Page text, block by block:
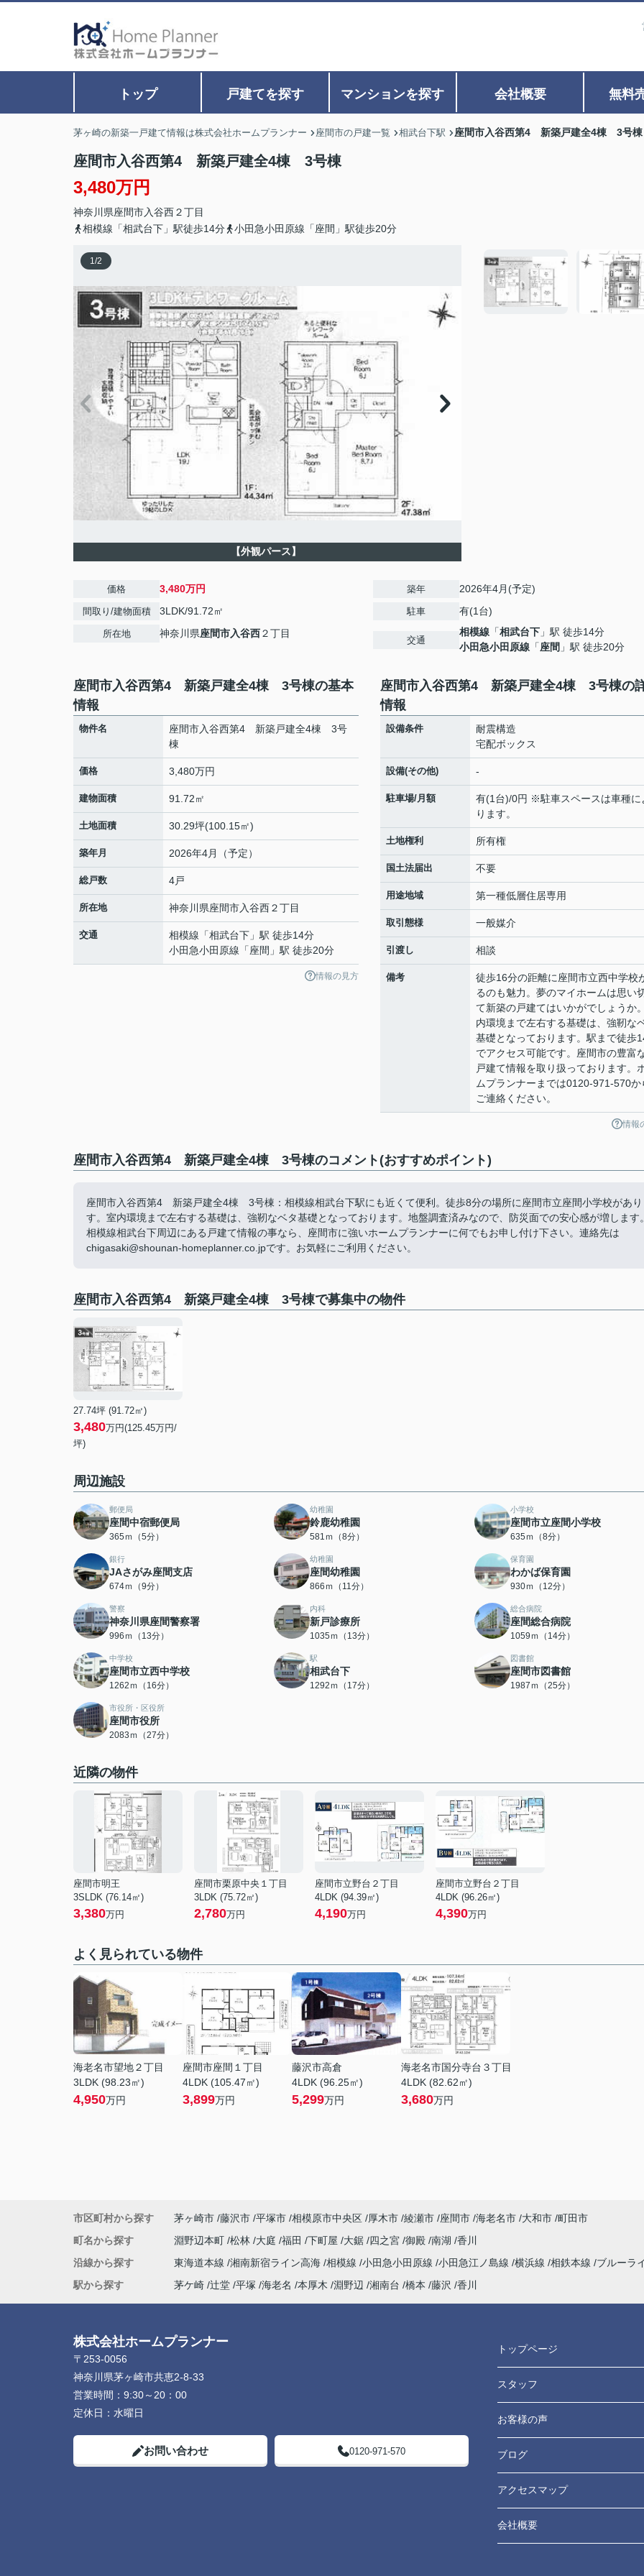
トップ 戸建てを探す マンションを探す 会社概要 無料
茅ヶ崎の新築一戸建て情報は株式会社ホームプランナー 座間市の戸建一覧 相武台下駅 座間市入谷西第4 新築戸建全4棟 3号棟
座間市入谷西第4 新築戸建全4棟 3号棟
3,480万円
神奈川県座間市入谷西２丁目
相模線「相武台下」駅徒歩14分
小田急小田原線「座間」駅徒歩20分
1/2
【外観パース】
価格 3,480万円
間取り/建物面積 3LDK/91.72㎡
所在地 神奈川県座間市入谷西２丁目
築年 2026年4月(予定)
駐車 有(1台)
交通
相模線 「相武台下 」駅 徒歩14分
小田急小田原線 「座間 」駅 徒歩20分
座間市入谷西第4 新築戸建全4棟 3号棟の基本
情報
物件名
座間市入谷西第4 新築戸建全4棟 3号
棟
価格 3,480万円
建物面積 91.72㎡
土地面積 30.29坪(100.15㎡)
築年月 2026年4月（予定）
総戸数 4戸
所在地 神奈川県座間市入谷西２丁目
交通 相模線 「相武台下 」駅 徒歩14分
小田急小田原線 「座間 」駅 徒歩20分
情報の見方
座間市入谷西第4 新築戸建全4棟 3号棟の
情報
設備条件
耐震構造
宅配ボックス
設備(その他) -
駐車場/月額
有(1台)/0円 ※駐車スペースは車種に
ります。
土地権利 所有権
国土法届出 不要
用途地域 第一種低層住居専用
取引態様 一般媒介
引渡し 相談
備考
徒歩16分の距離に座間市立西中学校
るのも魅力。夢のマイホームは思い
て新築の戸建てはいかがでしょうか
内環境まで左右する基礎は、強靭な
基礎となっております。駅まで徒歩
でアクセス可能です。座間市の豊富
戸建て情報を取り扱っております。
ムプランナーまでは0120-971-570か
ご連絡ください。
情報
座間市入谷西第4 新築戸建全4棟 3号棟のコメント(おすすめポイント)
座間市入谷西第4 新築戸建全4棟 3号棟：相模線相武台下駅にも近くて便利。徒歩8分の場所に座間市立座間小学校があ
す。室内環境まで左右する基礎は、強靭なベタ基礎となっております。地盤調査済みなので、防災面での安心感が増します
相模線相武台下周辺にある戸建て情報の事なら、座間市に強いホームプランナーに何でもお申し付け下さい。連絡先は
chigasaki@shounan-homeplanner.co.jpです。お気軽にご利用ください。
座間市入谷西第4 新築戸建全4棟 3号棟で募集中の物件
27.74坪 (91.72㎡)
3,480万円(125.45万円/
坪)
周辺施設
郵便局
座間中宿郵便局
365ｍ（5分）
幼稚園
鈴鹿幼稚園
581ｍ（8分）
小学校
座間市立座間小学校
635ｍ（8分）
銀行
JAさがみ座間支店
674ｍ（9分）
幼稚園
座間幼稚園
866ｍ（11分）
保育園
わかば保育園
930ｍ（12分）
警察
神奈川県座間警察署
996ｍ（13分）
内科
新戸診療所
1035ｍ（13分）
総合病院
座間総合病院
1059ｍ（14分）
中学校
座間市立西中学校
1262ｍ（16分）
駅
相武台下
1292ｍ（17分）
図書館
座間市図書館
1987ｍ（25分）
市役所・区役所
座間市役所
2083ｍ（27分）
近隣の物件
座間市明王
3SLDK (76.14㎡)
3,380万円
座間市栗原中央１丁目
3LDK (75.72㎡)
2,780万円
座間市立野台２丁目
4LDK (94.39㎡)
4,190万円
座間市立野台２丁目
4LDK (96.26㎡)
4,390万円
よく見られている物件
海老名市望地２丁目
3LDK (98.23㎡)
4,950万円
座間市座間１丁目
4LDK (105.47㎡)
3,899万円
藤沢市高倉
4LDK (96.25㎡)
5,299万円
海老名市国分寺台３丁目
4LDK (82.62㎡)
3,680万円
市区町村から探す 茅ヶ崎市 藤沢市 平塚市 相模原市中央区 厚木市 綾瀬市 座間市 海老名市 大和市 町田市
町名から探す
淵野辺本町 松林 大庭 福田 下町屋 大鋸 四之宮 御殿 南湖 香川
沿線から探す
東海道本線 湘南新宿ライン高海 相模線 小田急小田原線 小田急江ノ島線 横浜線 相鉄本線
ブルーラ
駅から探す
茅ケ崎 辻堂 平塚 海老名 本厚木 淵野辺 湘南台 橋本 藤沢 香川
株式会社ホームプランナー
〒253-0056
神奈川県茅ヶ崎市共恵2-8-33
営業時間： 9:30～20：00
定休日： 水曜日
お問い合わせ 0120-971-570
トップページ
スタッフ
お客様の声
ブログ
アクセスマップ
会社概要